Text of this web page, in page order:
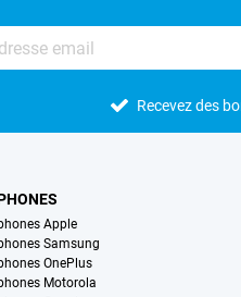
Recevez des
Apple
Samsung
OnePlus
Motorola